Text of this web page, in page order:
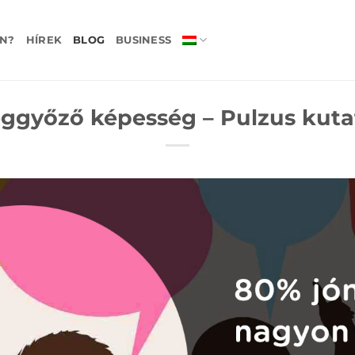
HÍREK BLOG BUSINESS
képesség – Pulzus